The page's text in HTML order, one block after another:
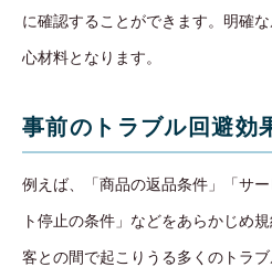
に確認することができます。明確
心材料となります。
事前のトラブル回避効
例えば、「商品の返品条件」「サ
ト停止の条件」などをあらかじめ
客との間で起こりうる多くのトラ